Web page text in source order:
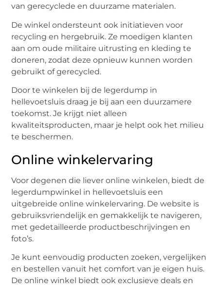
van gerecyclede en duurzame materialen.
De winkel ondersteunt ook initiatieven voor
recycling en hergebruik. Ze moedigen klanten
aan om oude militaire uitrusting en kleding te
doneren, zodat deze opnieuw kunnen worden
gebruikt of gerecycled.
Door te winkelen bij de legerdump in
hellevoetsluis draag je bij aan een duurzamere
toekomst. Je krijgt niet alleen
kwaliteitsproducten, maar je helpt ook het milieu
te beschermen.
Online winkelervaring
Voor degenen die liever online winkelen, biedt de
legerdumpwinkel in hellevoetsluis een
uitgebreide online winkelervaring. De website is
gebruiksvriendelijk en gemakkelijk te navigeren,
met gedetailleerde productbeschrijvingen en
foto’s.
Je kunt eenvoudig producten zoeken, vergelijken
en bestellen vanuit het comfort van je eigen huis.
De online winkel biedt ook exclusieve deals en